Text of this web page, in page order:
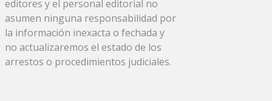
editores y el personal editorial no
asumen ninguna responsabilidad por
la información inexacta o fechada y
no actualizaremos el estado de los
arrestos o procedimientos judiciales.